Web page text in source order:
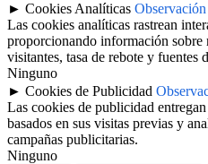
► Cookies Analíticas Observación
Las cookies analíticas rastrean
proporcionando información sobre
visitantes, tasa de rebote y fuentes
Ninguno
► Cookies de Publicidad
Las cookies de publicidad
basados en sus visitas previas y
campañas publicitarias.
Ninguno